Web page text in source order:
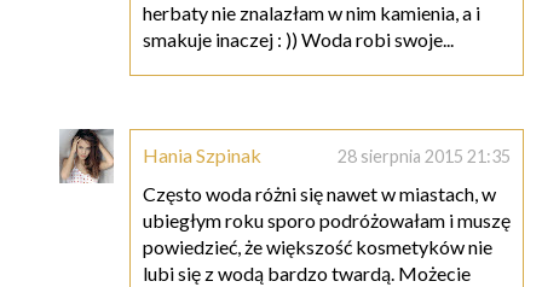
herbaty nie znalazłam w nim kamienia, a i
smakuje inaczej : )) Woda robi swoje...
Hania Szpinak 28 sierpnia 2015 21:35
Często woda różni się nawet w miastach, w
ubiegłym roku sporo podróżowałam i muszę
powiedzieć, że większość kosmetyków nie
lubi się z wodą bardzo twardą. Możecie